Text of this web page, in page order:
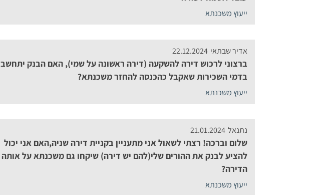
ייעוץ משכנתא
אדיר שבתאי 22.12.2024
ברצוני לרכוש דירה להשקעה (דירה ראשונה על שמי), האם הבנק יתחשב
בדמי השכירות שאקבל כהכנסה להחזר משכנתא?
ייעוץ משכנתא
נתנאל 21.01.2024
שלום וברכה! רצתי לשאול אני מתעניין בקניית דירה שניה,האם אני יכול
להציע לבנק את ההורים שלי(להם יש דירה) שיקחו גם משכנתא על אותה
הדירה?
ייעוץ משכנתא